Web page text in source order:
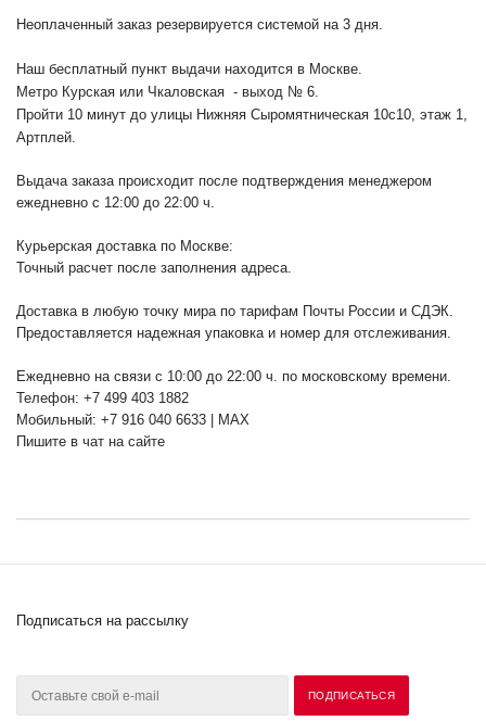
Неоплаченный заказ резервируется системой на 3 дня.
Наш бесплатный пункт выдачи находится в Москве.
Метро Курская или Чкаловская - выход № 6.
Пройти 10 минут до улицы Нижняя Сыромятническая 10с10, этаж 1,
Артплей.
Выдача заказа происходит после подтверждения менеджером
ежедневно с 12:00 до 22:00 ч.
Курьерская доставка по Москве:
Точный расчет после заполнения адреса.
Доставка в любую точку мира по тарифам Почты России и СДЭК.
Предоставляется надежная упаковка и номер для отслеживания.
Ежедневно на связи с 10:00 до 22:00 ч. по московскому времени.
Телефон: +7 499 403 1882
Мобильный: +7 916 040 6633 | MAX
Пишите в чат на сайте
Подписаться на рассылку